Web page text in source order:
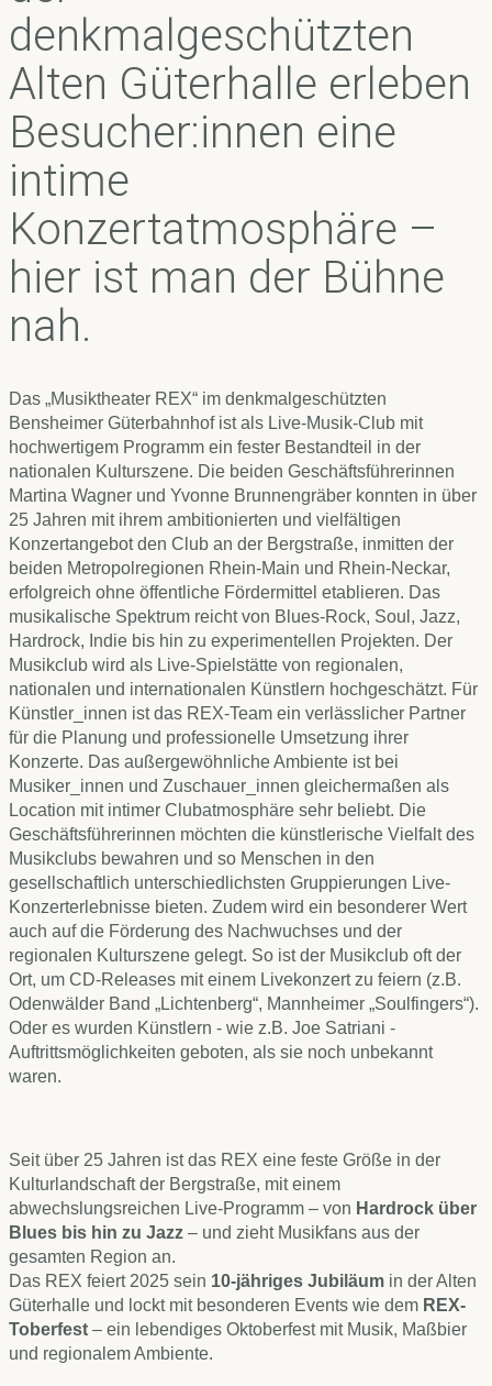
denkmalgeschützten
Alten Güterhalle erleben
Besucher:innen eine
intime
Konzertatmosphäre –
hier ist man der Bühne
nah.
Das „Musiktheater REX“ im denkmalgeschützten
Bensheimer Güterbahnhof ist als Live-Musik-Club mit
hochwertigem Programm ein fester Bestandteil in der
nationalen Kulturszene. Die beiden Geschäftsführerinnen
Martina Wagner und Yvonne Brunnengräber konnten in über
25 Jahren mit ihrem ambitionierten und vielfältigen
Konzertangebot den Club an der Bergstraße, inmitten der
beiden Metropolregionen Rhein-Main und Rhein-Neckar,
erfolgreich ohne öffentliche Fördermittel etablieren. Das
musikalische Spektrum reicht von Blues-Rock, Soul, Jazz,
Hardrock, Indie bis hin zu experimentellen Projekten. Der
Musikclub wird als Live-Spielstätte von regionalen,
nationalen und internationalen Künstlern hochgeschätzt. Für
Künstler_innen ist das REX-Team ein verlässlicher Partner
für die Planung und professionelle Umsetzung ihrer
Konzerte. Das außergewöhnliche Ambiente ist bei
Musiker_innen und Zuschauer_innen gleichermaßen als
Location mit intimer Clubatmosphäre sehr beliebt. Die
Geschäftsführerinnen möchten die künstlerische Vielfalt des
Musikclubs bewahren und so Menschen in den
gesellschaftlich unterschiedlichsten Gruppierungen Live-
Konzerterlebnisse bieten. Zudem wird ein besonderer Wert
auch auf die Förderung des Nachwuchses und der
regionalen Kulturszene gelegt. So ist der Musikclub oft der
Ort, um CD-Releases mit einem Livekonzert zu feiern (z.B.
Odenwälder Band „Lichtenberg“, Mannheimer „Soulfingers“).
Oder es wurden Künstlern - wie z.B. Joe Satriani -
Auftrittsmöglichkeiten geboten, als sie noch unbekannt
waren.
Seit über 25 Jahren ist das REX eine feste Größe in der
Kulturlandschaft der Bergstraße, mit einem
abwechslungsreichen Live-Programm – von Hardrock über
Blues bis hin zu Jazz – und zieht Musikfans aus der
gesamten Region an.
Das REX feiert 2025 sein 10-jähriges Jubiläum in der Alten
Güterhalle und lockt mit besonderen Events wie dem REX-
Toberfest – ein lebendiges Oktoberfest mit Musik, Maßbier
und regionalem Ambiente.